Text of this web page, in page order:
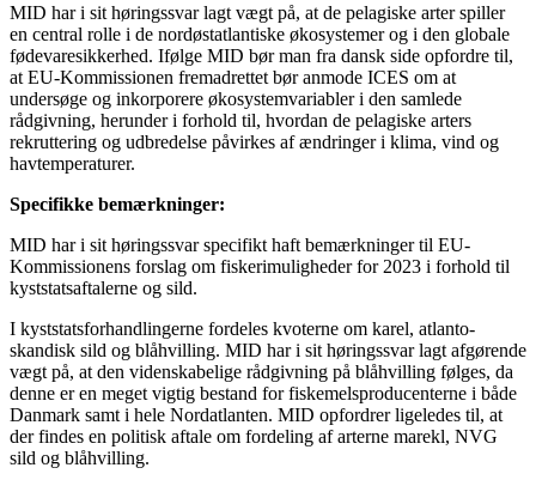
MID har i sit høringssvar lagt vægt på, at de pelagiske arter spiller
en central rolle i de nordøstatlantiske økosystemer og i den globale
fødevaresikkerhed. Ifølge MID bør man fra dansk side opfordre til,
at EU-Kommissionen fremadrettet bør anmode ICES om at
undersøge og inkorporere økosystemvariabler i den samlede
rådgivning, herunder i forhold til, hvordan de pelagiske arters
rekruttering og udbredelse påvirkes af ændringer i klima, vind og
havtemperaturer.
Specifikke bemærkninger:
MID har i sit høringssvar specifikt haft bemærkninger til EU-
Kommissionens forslag om fiskerimuligheder for 2023 i forhold til
kyststatsaftalerne og sild.
I kyststatsforhandlingerne fordeles kvoterne om karel, atlanto-
skandisk sild og blåhvilling. MID har i sit høringssvar lagt afgørende
vægt på, at den videnskabelige rådgivning på blåhvilling følges, da
denne er en meget vigtig bestand for fiskemelsproducenterne i både
Danmark samt i hele Nordatlanten. MID opfordrer ligeledes til, at
der findes en politisk aftale om fordeling af arterne marekl, NVG
sild og blåhvilling.